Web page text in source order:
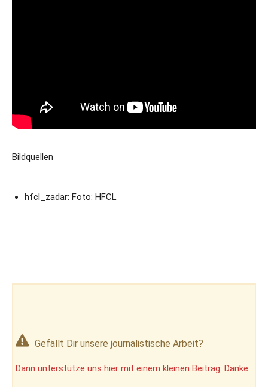
Bildquellen
hfcl_zadar: Foto: HFCL
Gefällt Dir unsere journalistische Arbeit?
Dann unterstütze uns hier mit einem kleinen Beitrag. Danke.